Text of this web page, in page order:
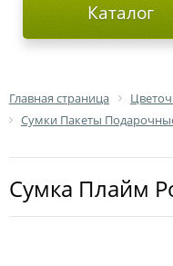
Каталог
Главная страница
Сумки Пакеты
Сумка Плайм